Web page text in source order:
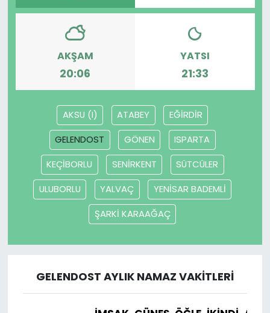
AKŞAM
20:06
YATSI
21:33
AKSU (I) ATABEY
EĞİRDİR
GELENDOST
GÖNEN
ISPARTA
KEÇİBORLU
SENİRKENT
SÜTCÜLER
ULUBORLU
YALVAÇ
YENİSAR BADEMLİ
ŞARKİ KARAAĞAÇ
GELENDOST AYLIK NAMAZ VAKITLERI